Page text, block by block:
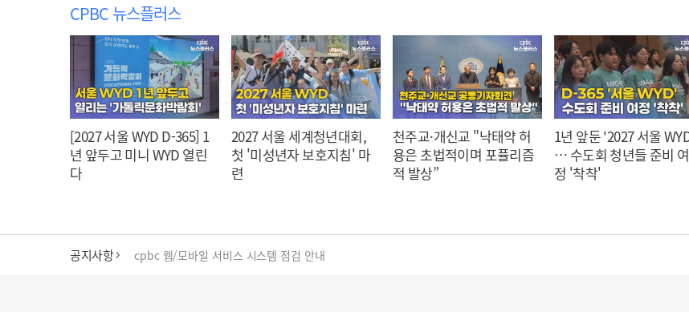
CPBC 뉴스플러스
[2027 서울 WYD D-365] 1
년 앞두고 미니 WYD 열린
다
2027 서울 세계청년대회,
첫 '미성년자 보호지침' 마
련
천주교·개신교 "낙태약 허
용은 초법적이며 포퓰리즘
적 발상”
1년 앞둔 '2027 서울 WYD'
… 수도회 청년들 준비 여
정 '착착'
공지사항 cpbc 웹/모바일 서비스 시스템 점검 안내